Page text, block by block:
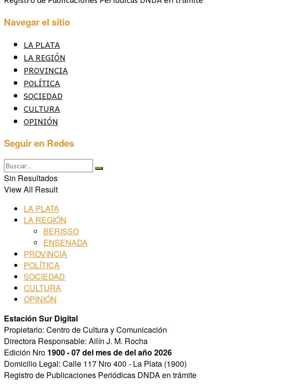
Navegar el sitio
LA PLATA
LA REGIÓN
PROVINCIA
POLÍTICA
SOCIEDAD
CULTURA
OPINIÓN
Seguir en Redes
Sin Resultados
View All Result
LA PLATA
LA REGIÓN
BERISSO
ENSENADA
PROVINCIA
POLÍTICA
SOCIEDAD
CULTURA
OPINIÓN
Estación Sur Digital
Propietario: Centro de Cultura y Comunicación
Directora Responsable: Ailín J. M. Rocha
Edición Nro 1900 - 07 del mes de del año 2026
Domicilio Legal: Calle 117 Nro 400 - La Plata (1900)
Registro de Publicaciones Periódicas DNDA en trámite